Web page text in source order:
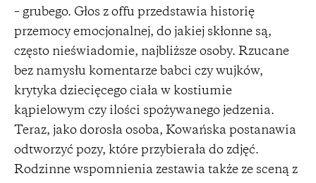
– grubego. Głos z offu przedstawia historię
przemocy emocjonalnej, do jakiej skłonne są,
często nieświadomie, najbliższe osoby. Rzucane
bez namysłu komentarze babci czy wujków,
krytyka dziecięcego ciała w kostiumie
kąpielowym czy ilości spożywanego jedzenia.
Teraz, jako dorosła osoba, Kowańska postanawia
odtworzyć pozy, które przybierała do zdjęć.
Rodzinne wspomnienia zestawia także ze sceną z